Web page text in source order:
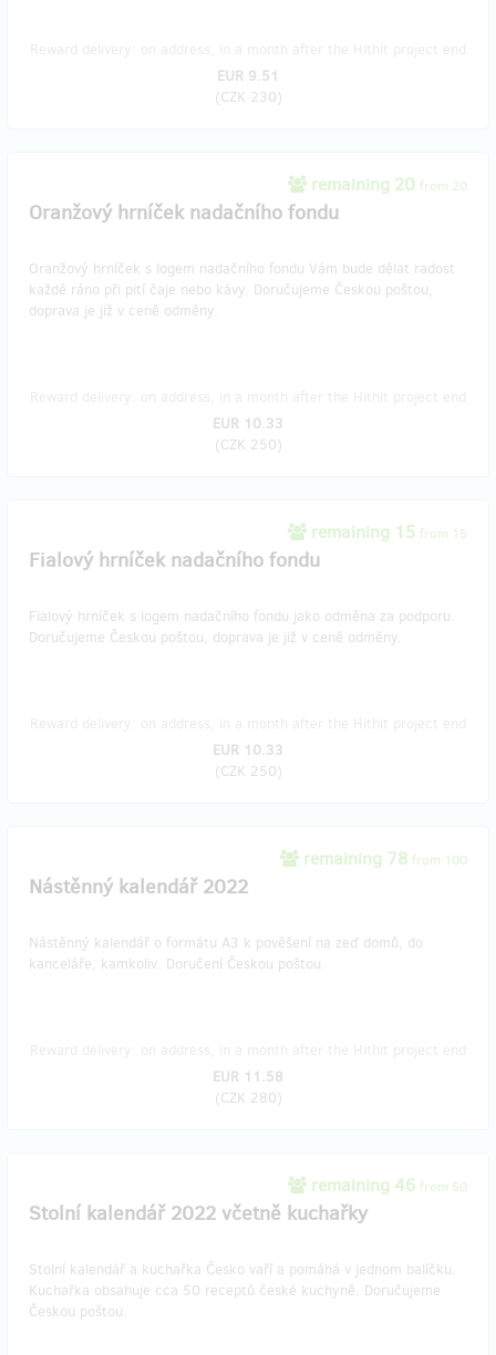
EUR 9.51
(CZK 230)
remaining 20 from 20
Oranžový hrníček nadačního fondu
Oranžový hrníček s logem nadačního fondu Vám bude dělat radost
každé ráno při pití čaje nebo kávy. Doručujeme Českou poštou,
doprava je již v ceně odměny.
EUR 10.33
(CZK 250)
remaining 15 from 15
Fialový hrníček nadačního fondu
Fialový hrníček s logem nadačního fondu jako odměna za podporu.
Doručujeme Českou poštou, doprava je již v ceně odměny.
EUR 10.33
(CZK 250)
remaining 78 from 100
Nástěnný kalendář 2022
Nástěnný kalendář o formátu A3 k pověšení na zeď domů, do
kanceláře, kamkoliv. Doručení Českou poštou.
EUR 11.58
(CZK 280)
remaining 46 from 50
Stolní kalendář 2022 včetně kuchařky
Stolní kalendář a kuchařka Česko vaří a pomáhá v jednom balíčku.
Kuchařka obsahuje cca 50 receptů české kuchyně. Doručujeme
Českou poštou.